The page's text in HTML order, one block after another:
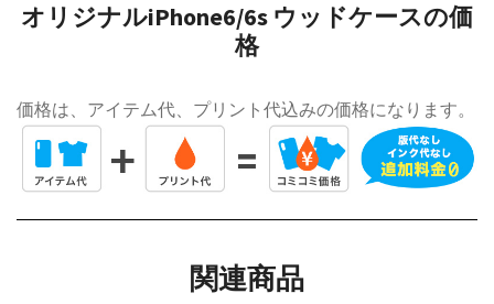
オリジナルiPhone6/6s ウッドケースの価
格
価格は、アイテム代、プリント代込みの価格になります。
関連商品